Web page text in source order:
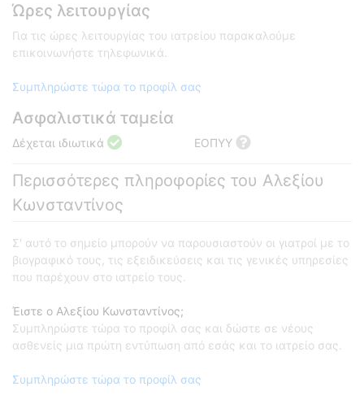
Ώρες λειτουργίας
Για τις ώρες λειτουργίας του ιατρείου παρακαλούμε
επικοινωνήστε τηλεφωνικά.
Συμπληρώστε τώρα το προφίλ σας
Ασφαλιστικά ταμεία
Δέχεται ιδιωτικά ΕΟΠΥΥ
Περισσότερες πληροφορίες του Αλεξίου
Κωνσταντίνος
Σ' αυτό το σημείο μπορούν να παρουσιαστούν οι γιατροί με το
βιογραφικό τους, τις εξειδικεύσεις και τις γενικές υπηρεσίες
που παρέχουν στο ιατρείο τους.
Έιστε ο Αλεξίου Κωνσταντίνος;
Συμπληρώστε τώρα το προφίλ σας και δώστε σε νέους
ασθενείς μια πρώτη εντύπωση από εσάς και το ιατρείο σας.
Συμπληρώστε τώρα το προφίλ σας